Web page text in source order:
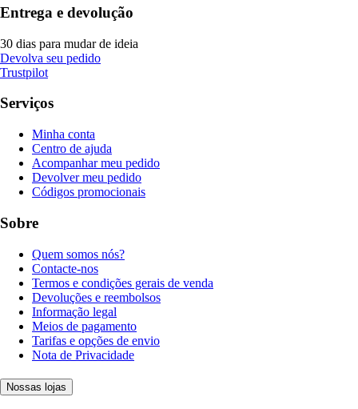
Entrega e devolução
30 dias para mudar de ideia
Devolva seu pedido
Trustpilot
Serviços
Minha conta
Centro de ajuda
Acompanhar meu pedido
Devolver meu pedido
Códigos promocionais
Sobre
Quem somos nós?
Contacte-nos
Termos e condições gerais de venda
Devoluções e reembolsos
Informação legal
Meios de pagamento
Tarifas e opções de envio
Nota de Privacidade
Nossas lojas